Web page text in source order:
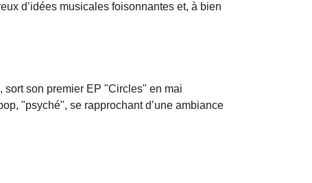
d’idées musicales foisonnantes et, à bien
son premier EP "Circles" en mai
"psyché", se rapprochant d’une ambiance